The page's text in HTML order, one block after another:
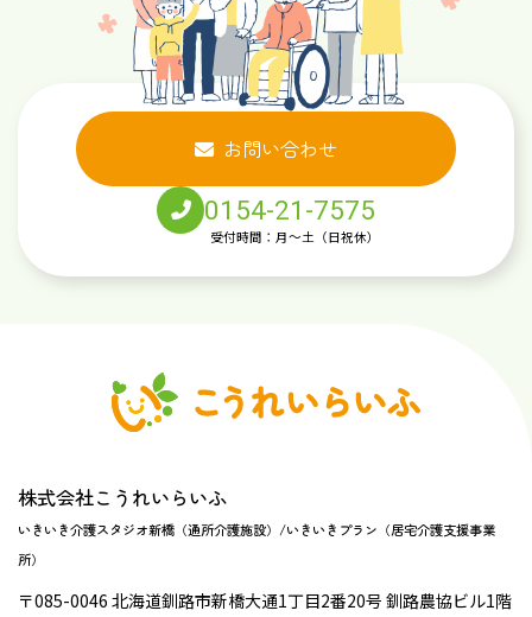
お問い合わせ
0154-21-7575
受付時間：月～土（日祝休）
株式会社こうれいらいふ
いきいき介護スタジオ新橋（通所介護施設）/いきいきプラン（居宅介護支援事業
所）
〒085-0046 北海道釧路市新橋大通1丁目2番20号 釧路農協ビル1階